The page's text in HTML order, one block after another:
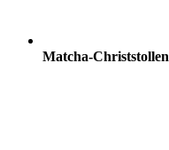
Matcha-Christstollen